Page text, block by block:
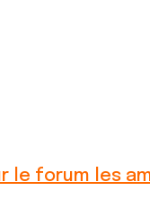
le forum les